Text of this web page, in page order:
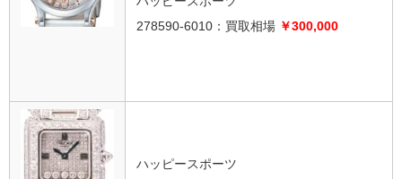
278590-6010：買取相場 ￥300,000
ハッピースポーツ